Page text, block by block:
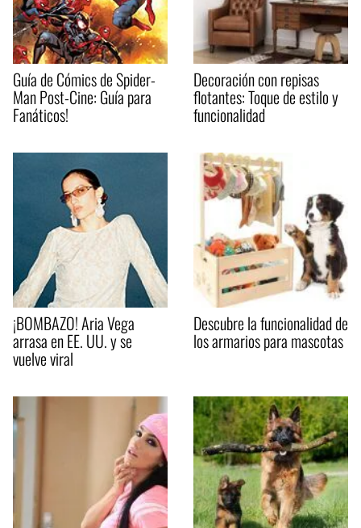
Guía de Cómics de Spider-
Man Post-Cine: Guía para
Fanáticos!
Decoración con repisas
flotantes: Toque de estilo y
funcionalidad
¡BOMBAZO! Aria Vega
arrasa en EE. UU. y se
vuelve viral
Descubre la funcionalidad de
los armarios para mascotas